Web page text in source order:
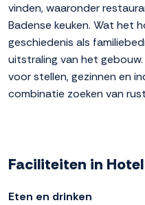
vinden, waaronder
Badense keuken. Wat het
geschiedenis als
uitstraling van het
voor stellen, gezinnen en
combinatie zoeken van
Faciliteiten in
Eten en drinken